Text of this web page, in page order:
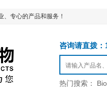
、专心的产品和服务！
咨询请直拨
热门搜索：